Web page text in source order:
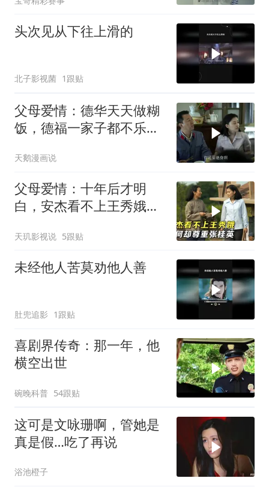
头次见从下往上滑的
北子影视菌 1跟贴
父母爱情：德华天天做糊
饭，德福一家子都不乐意
天鹅漫画说
父母爱情：十年后才明
白，安杰看不上王秀娥，
天玑影视说 5跟贴
未经他人苦莫劝他人善
肚兜追影 1跟贴
喜剧界传奇：那一年，他
横空出世
碗晚科普 54跟贴
这可是文咏珊啊，管她是
真是假…吃了再说
浴池橙子